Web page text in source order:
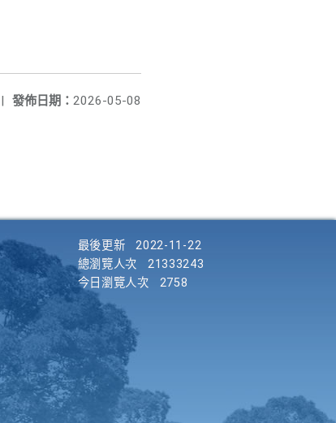
發佈日期： 2026-05-08
|
最後更新
2022-11-22
總瀏覽人次
21333243
今日瀏覽人次
2758